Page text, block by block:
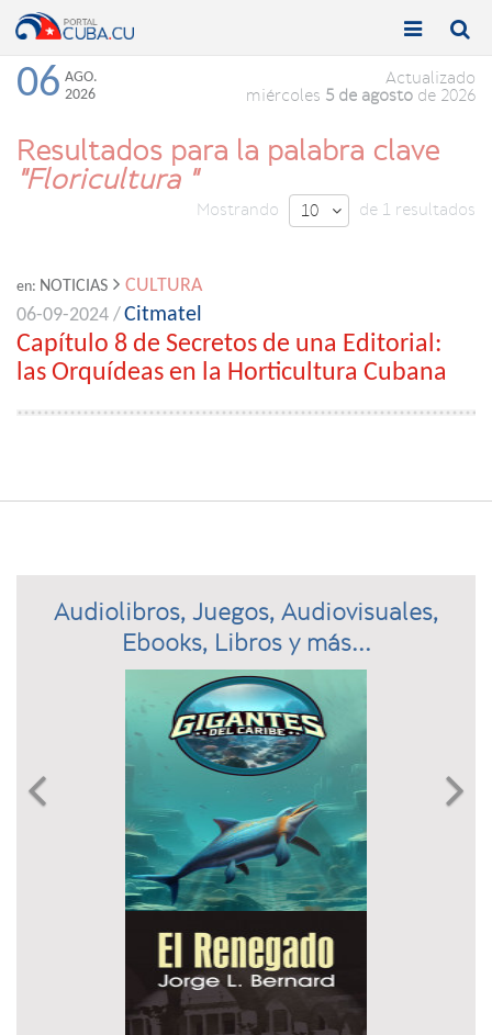
Toggle

Toggle

06 AGO.
2026
Actualizado
miércoles 5 de agosto de 2026
Resultados para la palabra clave
"Floricultura "
Mostrando 10  de 1 resultados
en: NOTICIAS
CULTURA
06-09-2024 /Citmatel
Capítulo 8 de Secretos de una Editorial:
las Orquídeas en la Horticultura Cubana
Audiolibros, Juegos, Audiovisuales,
Ebooks, Libros y más...
Previous 